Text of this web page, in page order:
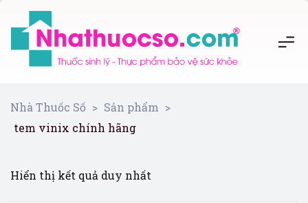
Nhà Thuốc Số > Sản phẩm >
tem vinix chính hãng
Hiển thị kết quả duy nhất